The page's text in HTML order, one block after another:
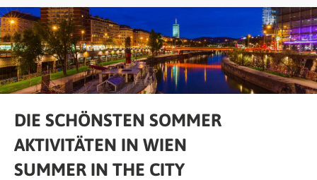
DIE SCHÖNSTEN SOMMER
AKTIVITÄTEN IN WIEN
SUMMER IN THE CITY